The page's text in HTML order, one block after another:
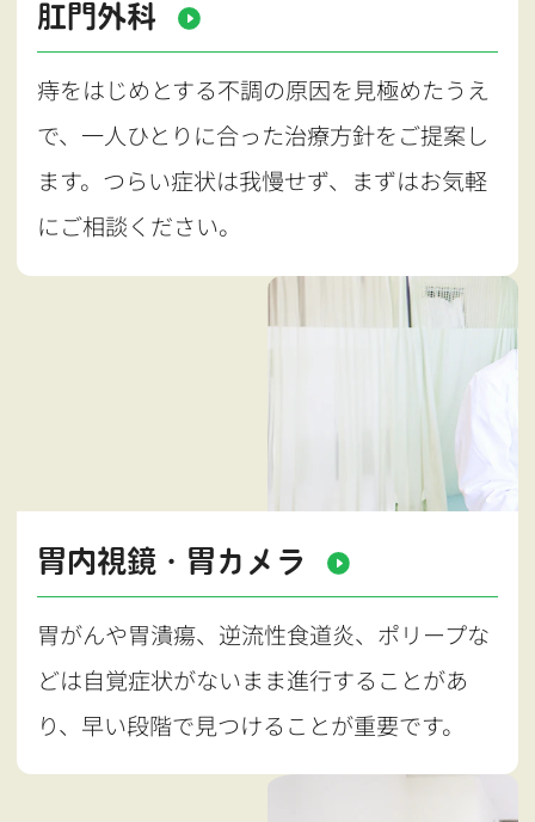
肛門外科
痔をはじめとする不調の原因を見極めたうえ
で、一人ひとりに合った治療方針をご提案し
ます。つらい症状は我慢せず、まずはお気軽
にご相談ください。
胃内視鏡・胃カメラ
胃がんや胃潰瘍、逆流性食道炎、ポリープな
どは自覚症状がないまま進行することがあ
り、早い段階で見つけることが重要です。